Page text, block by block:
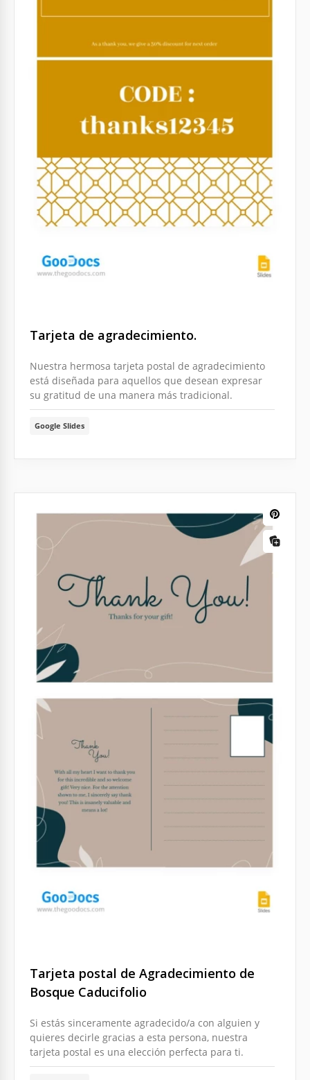
Tarjeta de agradecimiento.
Nuestra hermosa tarjeta postal de agradecimiento
está diseñada para aquellos que desean expresar
su gratitud de una manera más tradicional.
Google Slides
Tarjeta postal de Agradecimiento de
Bosque Caducifolio
Si estás sinceramente agradecido/a con alguien y
quieres decirle gracias a esta persona, nuestra
tarjeta postal es una elección perfecta para ti.